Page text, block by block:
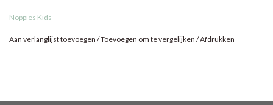
Noppies Kids
Aan verlanglijst toevoegen /Toevoegen om te vergelijken /Afdrukken